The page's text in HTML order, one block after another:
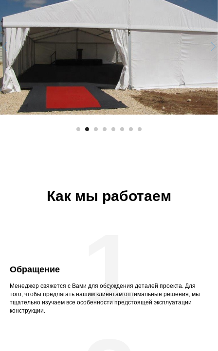
Как мы работаем
Обращение
Менеджер свяжется с Вами для обсуждения деталей проекта. Для
того, чтобы предлагать нашим клиентам оптимальные решения, мы
тщательно изучаем все особенности предстоящей эксплуатации
конструкции.
1